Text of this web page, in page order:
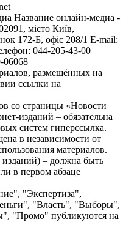
Название онлайн-медиа -
місто Київ,
172-Б, офіс 208/1 E-mail:
044-205-43-00
06068
размещённых на
ссылки на
со страницы «Новости
изданий – обязательна
систем гиперссылка.
в независимости от
материалов.
изданий) – должна быть
в первом абзаце
"Экспертиза",
"Власть", "Выборы",
"Промо" публикуются на